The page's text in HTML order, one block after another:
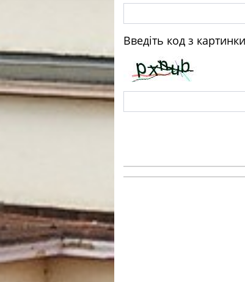
Введіть код з картинки